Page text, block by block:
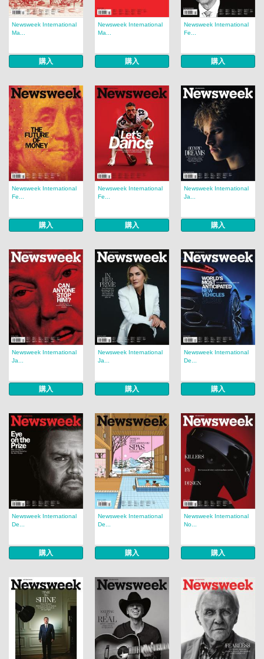
Newsweek International
Ma...
購入
Newsweek International
Ma...
購入
Newsweek International
Fe...
購入
Newsweek International
Fe...
購入
Newsweek International
Fe...
購入
Newsweek International
Ja...
購入
Newsweek International
Ja...
購入
Newsweek International
Ja...
購入
Newsweek International
De...
購入
Newsweek International
De...
購入
Newsweek International
De...
購入
Newsweek International
No...
購入